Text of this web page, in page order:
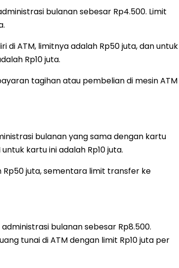
bulanan sebesar Rp4.500. Limit
ATM, limitnya adalah Rp50 juta, dan untuk
Rp10 juta.
tagihan atau pembelian di mesin ATM
bulanan yang sama dengan kartu
kartu ini adalah Rp10 juta.
Rp50 juta, sementara limit transfer ke
bulanan sebesar Rp8.500.
tunai di ATM dengan limit Rp10 juta per